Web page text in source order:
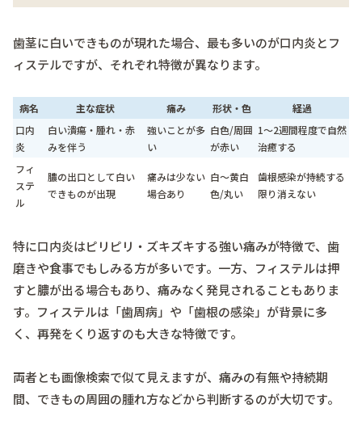
歯茎に白いできものが現れた場合、最も多いのが口内炎とフ
ィステルですが、それぞれ特徴が異なります。
病名 主な症状 痛み 形状・色
経過
口内
炎
白い潰瘍・腫れ・赤
みを伴う
強いことが多
い
白色/周囲
が赤い
1～2週間程度で自然
治癒する
フィ
ステ
ル
膿の出口として白い
できものが出現
痛みは少ない
場合あり
白～黄白
色/丸い
歯根感染が持続する
限り消えない
特に口内炎はピリピリ・ズキズキする強い痛みが特徴で、歯
磨きや食事でもしみる方が多いです。一方、フィステルは押
すと膿が出る場合もあり、痛みなく発見されることもありま
す。フィステルは「歯周病」や「歯根の感染」が背景に多
く、再発をくり返すのも大きな特徴です。
両者とも画像検索で似て見えますが、痛みの有無や持続期
間、できもの周囲の腫れ方などから判断するのが大切です。